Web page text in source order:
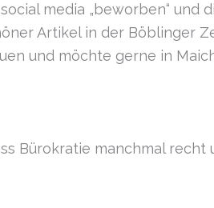
media „beworben“ und
Artikel in der Böblinger
und möchte gerne in
Bürokratie manchmal recht